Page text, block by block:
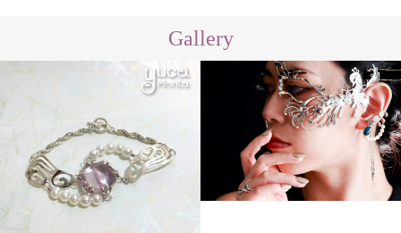
Gallery
Other
Other